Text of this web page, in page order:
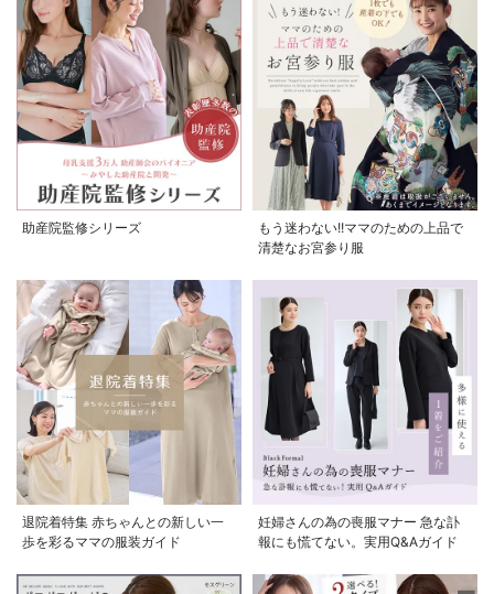
助産院監修シリーズ
もう迷わない!!ママのための上品で
清楚なお宮参り服
退院着特集 赤ちゃんとの新しい一
歩を彩るママの服装ガイド
妊婦さんの為の喪服マナー 急な訃
報にも慌てない。実用Q&Aガイド